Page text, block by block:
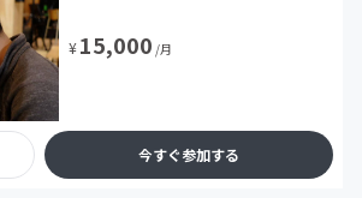
¥15,000 /月
今すぐ参加する